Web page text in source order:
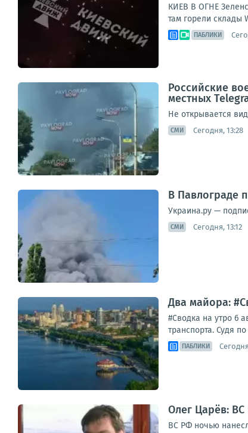
КИЕВ В ОГНЕ
там горели склады
ПАБЛИКИ
Российские
местных
Не открывается
СМИ Сегодня, 13:28
В Павлограде
Украина.ру —
СМИ Сегодня, 13:12
Два майора:
#Сводка на утро 6
транспорта. Судя
ПАБЛИКИ
Олег Царёв:
ВС РФ ночью